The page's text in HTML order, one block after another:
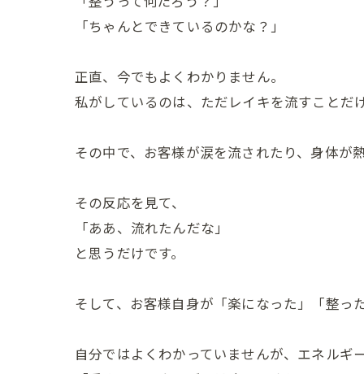
「ちゃんとできているのかな？」
正直、今でもよくわかりません。
私がしているのは、ただレイキを流すことだ
その中で、お客様が涙を流されたり、身体が
その反応を見て、
「ああ、流れたんだな」
と思うだけです。
そして、お客様自身が「楽になった」「整っ
自分ではよくわかっていませんが、エネルギ